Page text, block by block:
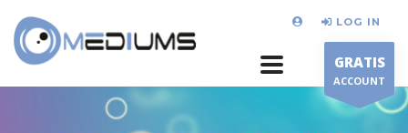
LOG IN
GRATIS
ACCOUNT